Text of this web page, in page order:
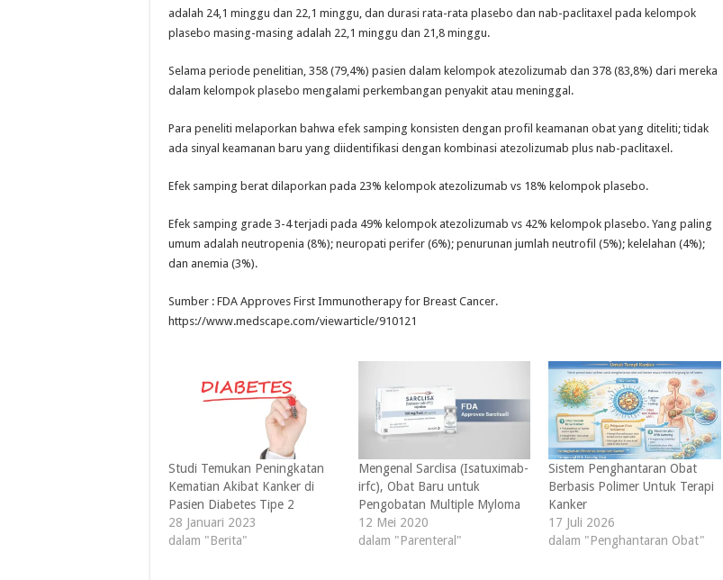
adalah 24,1 minggu dan 22,1 minggu, dan durasi rata-rata plasebo dan nab-paclitaxel pada kelompok
plasebo masing-masing adalah 22,1 minggu dan 21,8 minggu.
Selama periode penelitian, 358 (79,4%) pasien dalam kelompok atezolizumab dan 378 (83,8%) dari mereka
dalam kelompok plasebo mengalami perkembangan penyakit atau meninggal.
Para peneliti melaporkan bahwa efek samping konsisten dengan profil keamanan obat yang diteliti; tidak
ada sinyal keamanan baru yang diidentifikasi dengan kombinasi atezolizumab plus nab-paclitaxel.
Efek samping berat dilaporkan pada 23% kelompok atezolizumab vs 18% kelompok plasebo.
Efek samping grade 3-4 terjadi pada 49% kelompok atezolizumab vs 42% kelompok plasebo. Yang paling
umum adalah neutropenia (8%); neuropati perifer (6%); penurunan jumlah neutrofil (5%); kelelahan (4%);
dan anemia (3%).
Sumber : FDA Approves First Immunotherapy for Breast Cancer.
https://www.medscape.com/viewarticle/910121
Studi Temukan Peningkatan
Kematian Akibat Kanker di
Pasien Diabetes Tipe 2
28 Januari 2023
dalam "Berita"
Mengenal Sarclisa (Isatuximab-
irfc), Obat Baru untuk
Pengobatan Multiple Myloma
12 Mei 2020
dalam "Parenteral"
Sistem Penghantaran Obat
Berbasis Polimer Untuk Terapi
Kanker
17 Juli 2026
dalam "Penghantaran Obat"